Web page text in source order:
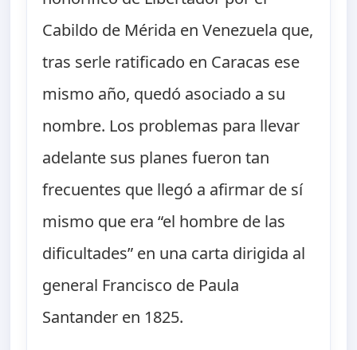
Cabildo de Mérida en Venezuela que,
tras serle ratificado en Caracas ese
mismo año, quedó asociado a su
nombre. Los problemas para llevar
adelante sus planes fueron tan
frecuentes que llegó a afirmar de sí
mismo que era “el hombre de las
dificultades” en una carta dirigida al
general Francisco de Paula
Santander en 1825.